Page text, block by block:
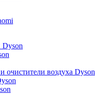
очистители воздуха Dyson